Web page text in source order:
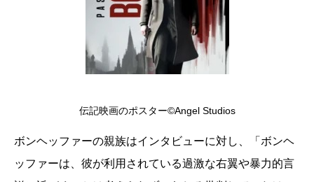
伝記映画のポスター©Angel Studios
ボンヘッファーの親族はインタビューに対し、「ボンヘ
ッファーは、彼が利用されている過激な右翼や暴力的言